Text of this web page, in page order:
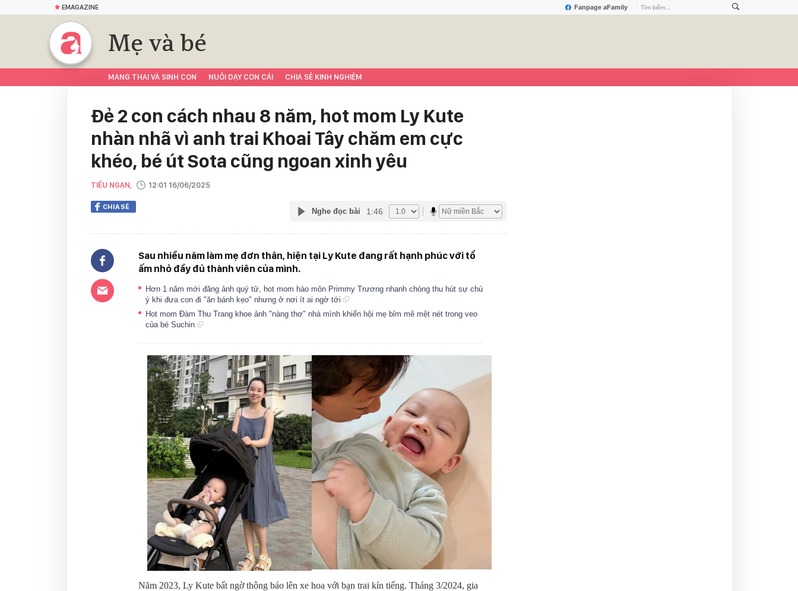
Fanpage aFamily
EMAGAZINE
Mẹ và bé
MANG THAI VÀ SINH CON NUÔI DẠY CON CÁI CHIA SẺ KINH NGHIỆM
Đẻ 2 con cách nhau 8 năm, hot mom Ly Kute
nhàn nhã vì anh trai Khoai Tây chăm em cực
khéo, bé út Sota cũng ngoan xinh yêu
TIỂU NGẠN, 12:01 16/06/2025
CHIA SẺ Nghe đọc bài 1:46
Sau nhiều năm làm mẹ đơn thân, hiện tại Ly Kute đang rất hạnh phúc với tổ
ấm nhỏ đầy đủ thành viên của mình.
Hơn 1 năm mới đăng ảnh quý tử, hot mom hào môn Primmy Trương nhanh chóng thu hút sự chú
ý khi đưa con đi "ăn bánh kẹo" nhưng ở nơi ít ai ngờ tới
Hot mom Đàm Thu Trang khoe ảnh "nàng thơ" nhà mình khiến hội mẹ bỉm mê mệt nét trong veo
của bé Suchin
Năm 2023, Ly Kute bất ngờ thông báo lên xe hoa với bạn trai kín tiếng. Tháng 3/2024, gia